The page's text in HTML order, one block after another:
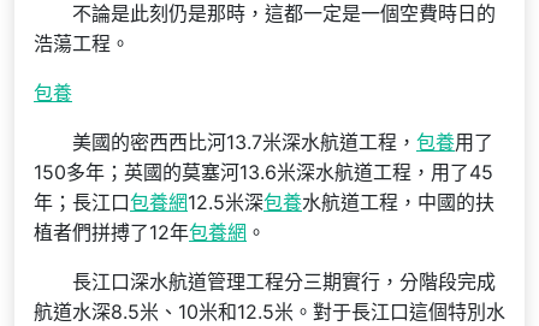
不論是此刻仍是那時，這都一定是一個空費時日的
浩蕩工程。
包養
美國的密西西比河13.7米深水航道工程， 包養用了
150多年；英國的莫塞河13.6米深水航道工程，用了45
年；長江口包養網12.5米深包養水航道工程，中國的扶
植者們拼搏了12年包養網 。
長江口深水航道管理工程分三期實行，分階段完成
航道水深8.5米、10米和12.5米。對于長江口這個特別水